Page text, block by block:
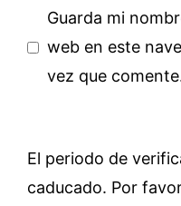
Guarda mi
web en este
vez que
El periodo de
caducado. Por